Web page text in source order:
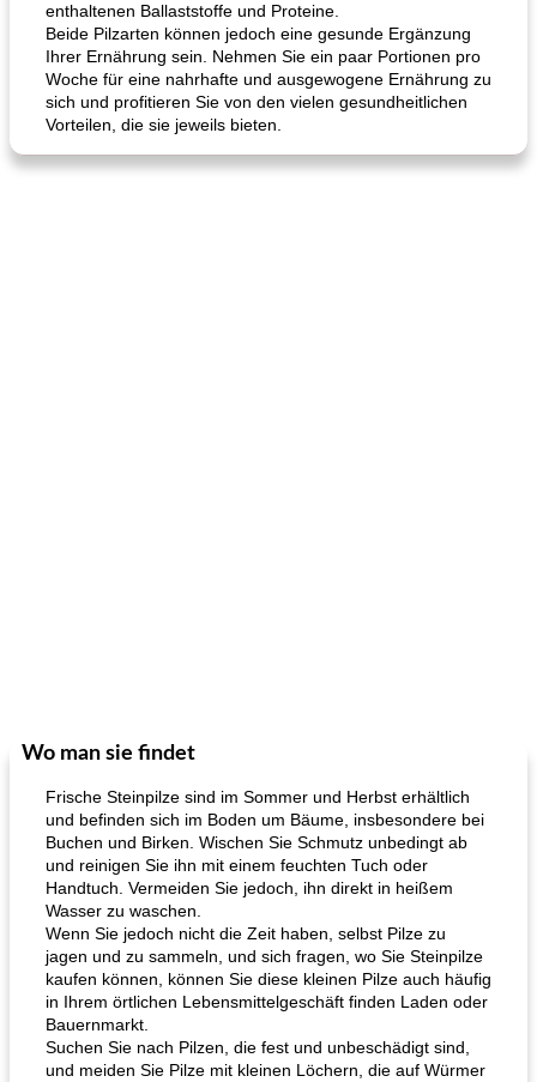
enthaltenen Ballaststoffe und Proteine.
Beide Pilzarten können jedoch eine gesunde Ergänzung
Ihrer Ernährung sein. Nehmen Sie ein paar Portionen pro
Woche für eine nahrhafte und ausgewogene Ernährung zu
sich und profitieren Sie von den vielen gesundheitlichen
Vorteilen, die sie jeweils bieten.
Wo man sie findet
Frische Steinpilze sind im Sommer und Herbst erhältlich
und befinden sich im Boden um Bäume, insbesondere bei
Buchen und Birken. Wischen Sie Schmutz unbedingt ab
und reinigen Sie ihn mit einem feuchten Tuch oder
Handtuch. Vermeiden Sie jedoch, ihn direkt in heißem
Wasser zu waschen.
Wenn Sie jedoch nicht die Zeit haben, selbst Pilze zu
jagen und zu sammeln, und sich fragen, wo Sie Steinpilze
kaufen können, können Sie diese kleinen Pilze auch häufig
in Ihrem örtlichen Lebensmittelgeschäft finden Laden oder
Bauernmarkt.
Suchen Sie nach Pilzen, die fest und unbeschädigt sind,
und meiden Sie Pilze mit kleinen Löchern, die auf Würmer